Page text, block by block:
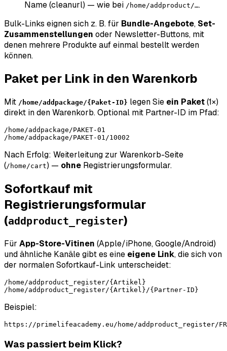
Name (cleanurl) — wie bei /home/addproduct/….
Bulk-Links eignen sich z. B. für Bundle-Angebote, Set-
Zusammenstellungen oder Newsletter-Buttons, mit
denen mehrere Produkte auf einmal bestellt werden
können.
Paket per Link in den Warenkorb
Mit /home/addpackage/{Paket-ID} legen Sie ein Paket(1×)
direkt in den Warenkorb. Optional mit Partner-ID im Pfad:
/home/addpackage/PAKET-01
Nach Erfolg: Weiterleitung zur Warenkorb-Seite
(/home/cart) — ohne Registrierungsformular.
Sofortkauf mit
Registrierungsformular
(addproduct_register)
Für App-Store-Vitinen (Apple/iPhone, Google/Android)
und ähnliche Kanäle gibt es eine eigene Link, die sich von
der normalen Sofortkauf-Link unterscheidet:
/home/addproduct_register/{Artikel}
Beispiel:
Was passiert beim Klick?